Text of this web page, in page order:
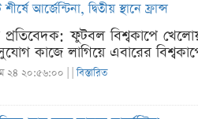
আর্জেন্টিনা, দ্বিতীয় স্থানে ফ্রান্স
প্রতিবেদক: ফুটবল বিশ্বকাপে
কাজে লাগিয়ে এবারের
২৪ ২০:৫৬:০০ | |বিস্তারিত